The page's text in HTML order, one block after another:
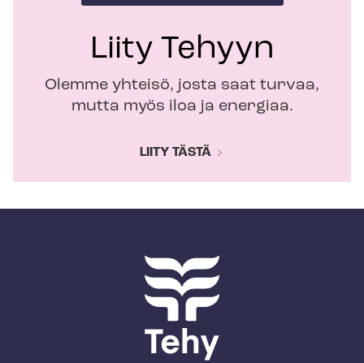
Liity Tehyyn
Olemme yhteisö, josta saat turvaa,
mutta myös iloa ja energiaa.
LIITY TÄSTÄ